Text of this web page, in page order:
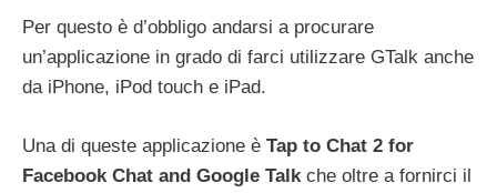
Per questo è d’obbligo andarsi a procurare
un’applicazione in grado di farci utilizzare GTalk anche
da iPhone, iPod touch e iPad.
Una di queste applicazione è Tap to Chat 2 for
Facebook Chat and Google Talk che oltre a fornirci il